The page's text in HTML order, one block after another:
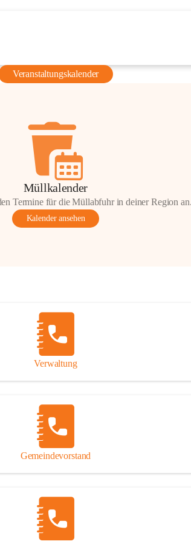
Veranstaltungskalender
Müllkalender
Termine für die Müllabfuhr in deiner Region an.
Kalender ansehen
Verwaltung
Gemeindevorstand